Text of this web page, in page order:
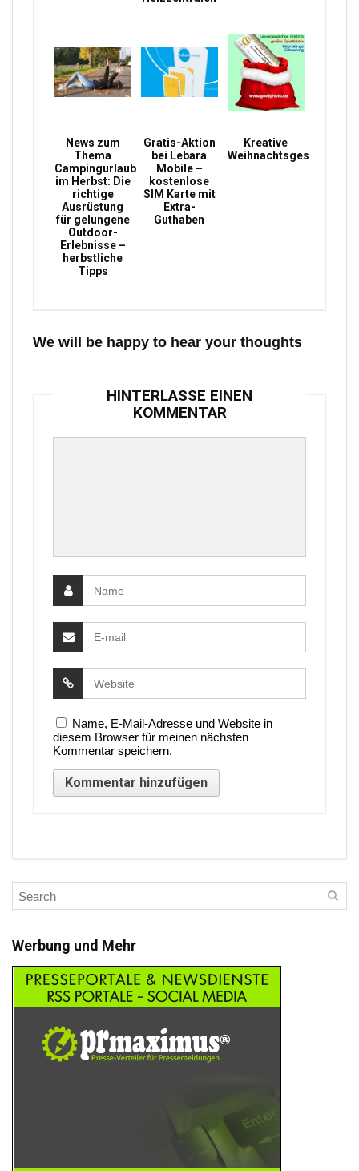
News zum
Thema
Campingurlaub
im Herbst: Die
richtige
Ausrüstung
für gelungene
Outdoor-
Erlebnisse –
herbstliche
Tipps
Gratis-Aktion
bei Lebara
Mobile –
kostenlose
SIM Karte mit
Extra-
Guthaben
Kreative
Weihnachtsgeschenke
We will be happy to hear your thoughts
HINTERLASSE EINEN
KOMMENTAR
Name, E-Mail-Adresse und Website in
diesem Browser für meinen nächsten
Kommentar speichern.
Werbung und Mehr